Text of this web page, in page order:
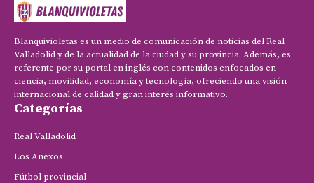
Blanquivioletas es un medio de comunicación de noticias del Real
Valladolid y de la actualidad de la ciudad y su provincia. Además, es
referente por su portal en inglés con contenidos enfocados en
ciencia, movilidad, economía y tecnología, ofreciendo una visión
internacional de calidad y gran interés informativo.
Categorías
Real Valladolid
Los Anexos
Fútbol provincial